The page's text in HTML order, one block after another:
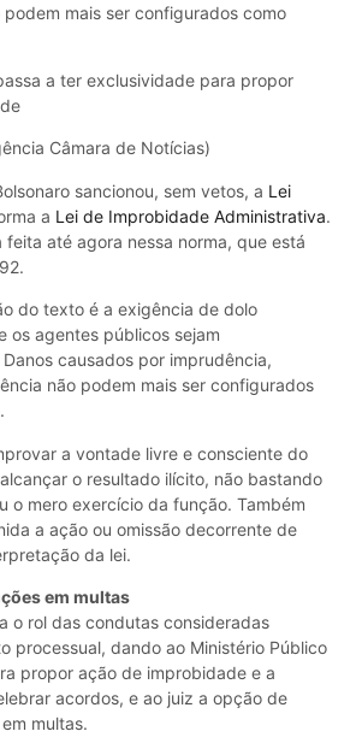
mais ser configurados como
a ter exclusividade para propor
Câmara de Notícias)
sancionou, sem vetos, a Lei
a Lei de Improbidade Administrativa.
feita até agora nessa norma, que está
do texto é a exigência de dolo
os agentes públicos sejam
causados por imprudência,
não podem mais ser configurados
a vontade livre e consciente do
o resultado ilícito, não bastando
o mero exercício da função. Também
a ação ou omissão decorrente de
da lei.
em multas
o rol das condutas consideradas
processual, dando ao Ministério Público
propor ação de improbidade e a
acordos, e ao juiz a opção de
multas.